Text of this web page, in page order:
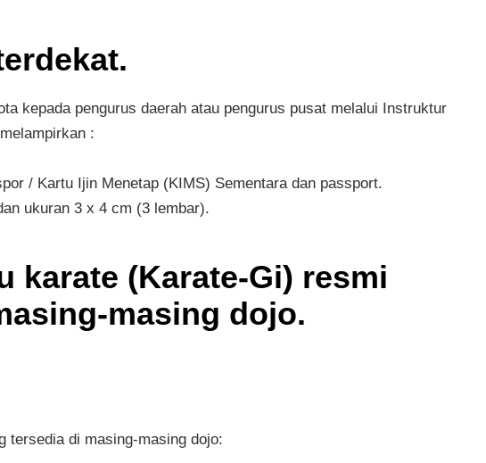
kepada pengurus daerah atau pengurus pusat melalui Instruktur
:
/ Kartu Ijin Menetap (KIMS) Sementara dan passport.
ukuran 3 x 4 cm (3 lembar).
karate (Karate-Gi) resmi
masing dojo.
tersedia di masing-masing dojo: